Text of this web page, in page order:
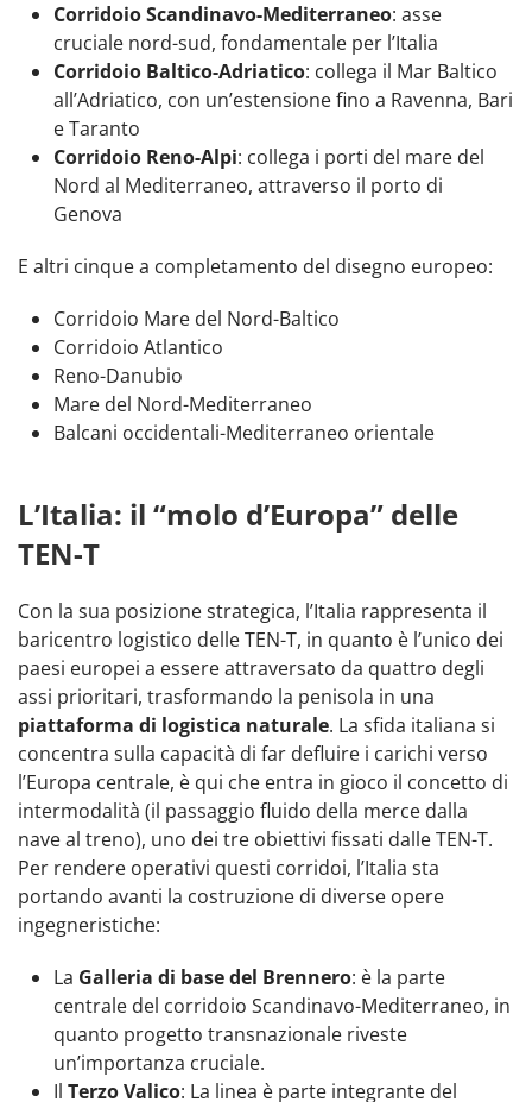
Corridoio Scandinavo-Mediterraneo: asse
cruciale nord-sud, fondamentale per l’Italia
Corridoio Baltico-Adriatico: collega il Mar Baltico
all’Adriatico, con un’estensione fino a Ravenna, Bari
e Taranto
Corridoio Reno-Alpi: collega i porti del mare del
Nord al Mediterraneo, attraverso il porto di
Genova
E altri cinque a completamento del disegno europeo:
Corridoio Mare del Nord-Baltico
Corridoio Atlantico
Reno-Danubio
Mare del Nord-Mediterraneo
Balcani occidentali-Mediterraneo orientale
L’Italia: il “molo d’Europa” delle
TEN-T
Con la sua posizione strategica, l’Italia rappresenta il
baricentro logistico delle TEN-T, in quanto è l’unico dei
paesi europei a essere attraversato da quattro degli
assi prioritari, trasformando la penisola in una
piattaforma di logistica naturale. La sfida italiana si
concentra sulla capacità di far defluire i carichi verso
l’Europa centrale, è qui che entra in gioco il concetto di
intermodalità (il passaggio fluido della merce dalla
nave al treno), uno dei tre obiettivi fissati dalle TEN-T.
Per rendere operativi questi corridoi, l’Italia sta
portando avanti la costruzione di diverse opere
ingegneristiche:
La Galleria di base del Brennero: è la parte
centrale del corridoio Scandinavo-Mediterraneo, in
quanto progetto transnazionale riveste
un’importanza cruciale.
Il Terzo Valico: La linea è parte integrante del